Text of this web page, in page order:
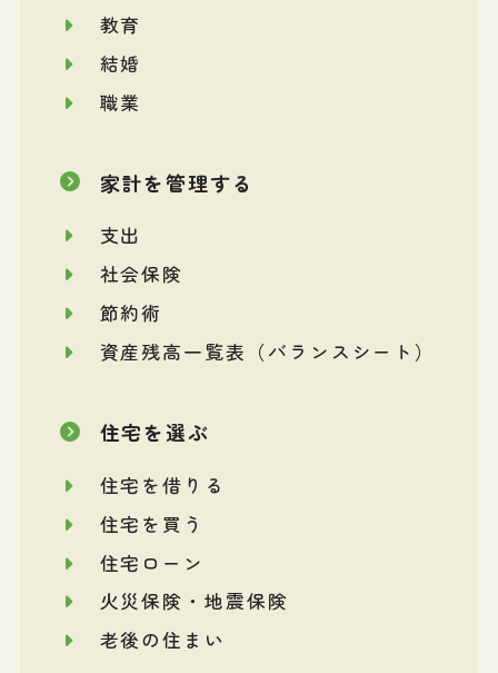
教育
結婚
職業
家計を管理する
支出
社会保険
節約術
資産残高一覧表（バランスシート）
住宅を選ぶ
住宅を借りる
住宅を買う
住宅ローン
火災保険・地震保険
老後の住まい